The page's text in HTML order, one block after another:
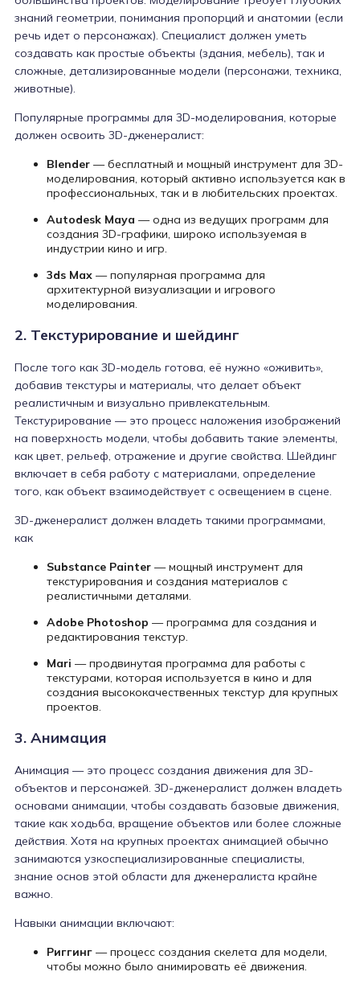
знаний геометрии, понимания пропорций и анатомии (если
речь идет о персонажах). Специалист должен уметь
создавать как простые объекты (здания, мебель), так и
сложные, детализированные модели (персонажи, техника,
животные).
Популярные программы для 3D-моделирования, которые
должен освоить 3D-дженералист:
Blender— бесплатный и мощный инструмент для 3D-
моделирования, который активно используется как в
профессиональных, так и в любительских проектах.
Autodesk Maya — одна из ведущих программ для
создания 3D-графики, широко используемая в
индустрии кино и игр.
3ds Max— популярная программа для
архитектурной визуализации и игрового
моделирования.
2. Текстурирование и шейдинг
После того как 3D-модель готова, её нужно «оживить»,
добавив текстуры и материалы, что делает объект
реалистичным и визуально привлекательным.
Текстурирование — это процесс наложения изображений
на поверхность модели, чтобы добавить такие элементы,
как цвет, рельеф, отражение и другие свойства. Шейдинг
включает в себя работу с материалами, определение
того, как объект взаимодействует с освещением в сцене.
3D-дженералист должен владеть такими программами,
как
Substance Painter— мощный инструмент для
текстурирования и создания материалов с
реалистичными деталями.
Adobe Photoshop — программа для создания и
редактирования текстур.
Mari — продвинутая программа для работы с
текстурами, которая используется в кино и для
создания высококачественных текстур для крупных
проектов.
3. Анимация
Анимация — это процесс создания движения для 3D-
объектов и персонажей. 3D-дженералист должен владеть
основами анимации, чтобы создавать базовые движения,
такие как ходьба, вращение объектов или более сложные
действия. Хотя на крупных проектах анимацией обычно
занимаются узкоспециализированные специалисты,
знание основ этой области для дженералиста крайне
важно.
Навыки анимации включают:
Риггинг— процесс создания скелета для модели,
чтобы можно было анимировать её движения.